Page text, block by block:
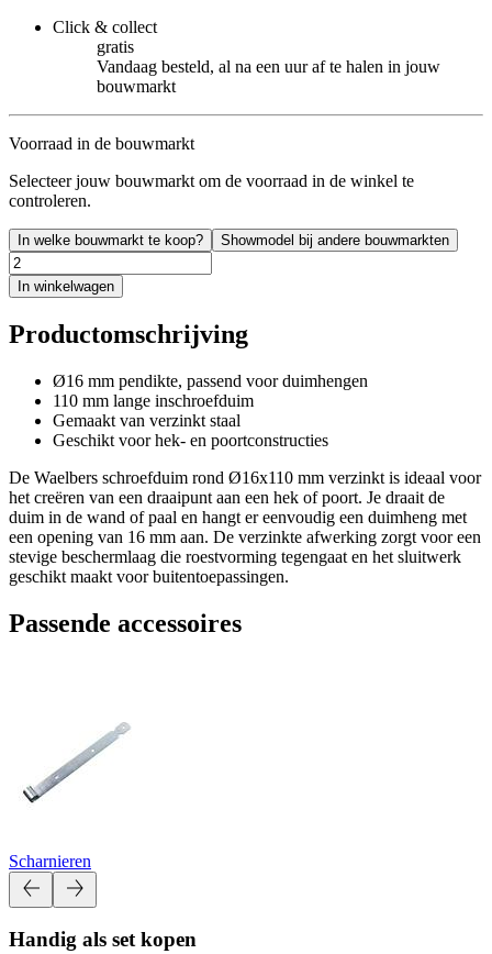
Click & collect
gratis
Vandaag besteld, al na een uur af te halen in jouw
bouwmarkt
Voorraad in de bouwmarkt
Selecteer jouw bouwmarkt om de voorraad in de winkel te
controleren.
In welke bouwmarkt te koop? Showmodel bij andere bouwmarkten
In winkelwagen
Productomschrijving
Ø16 mm pendikte, passend voor duimhengen
110 mm lange inschroefduim
Gemaakt van verzinkt staal
Geschikt voor hek- en poortconstructies
De Waelbers schroefduim rond Ø16x110 mm verzinkt is ideaal voor
het creëren van een draaipunt aan een hek of poort. Je draait de
duim in de wand of paal en hangt er eenvoudig een duimheng met
een opening van 16 mm aan. De verzinkte afwerking zorgt voor een
stevige beschermlaag die roestvorming tegengaat en het sluitwerk
geschikt maakt voor buitentoepassingen.
Passende accessoires
Scharnieren
Handig als set kopen